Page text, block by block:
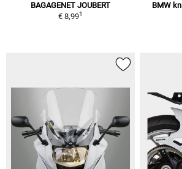
BAGAGENET JOUBERT
€ 8,991
BMW